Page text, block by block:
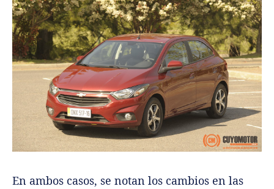
En ambos casos, se notan los cambios en las